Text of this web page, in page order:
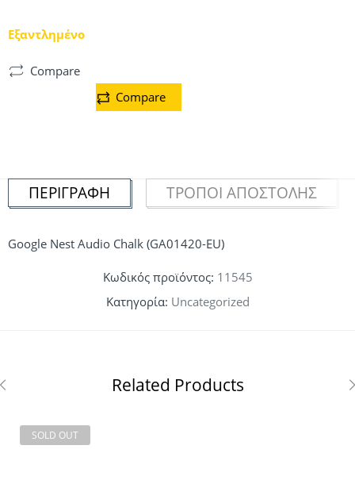
Εξαντλημένο
Compare
Compare
ΠΕΡΙΓΡΑΦΉ ΤΡΌΠΟΙ ΑΠΟΣΤΟΛΉΣ
Google Nest Audio Chalk (GA01420-EU)
Κωδικός προϊόντος: 11545
Κατηγορία: Uncategorized
Related Products
SOLD OUT